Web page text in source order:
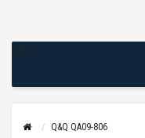
Q&Q QA09-806